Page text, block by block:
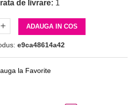
de livrare: 1
ADAUGA IN COS
e9ca48614a42
la Favorite